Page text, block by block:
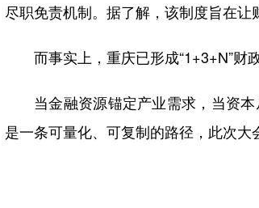
尽职免责机制。据了解，该制度旨在让
而事实上，重庆已形成“1+3+N”财
当金融资源锚定产业需求，当资
是一条可量化、可复制的路径，此次大